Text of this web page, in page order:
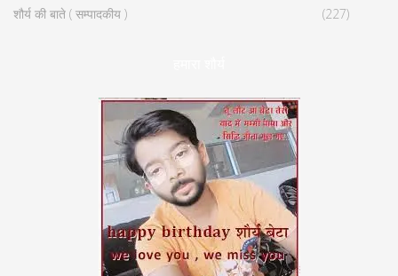
शौर्य की बाते ( सम्पादकीय )
(227)